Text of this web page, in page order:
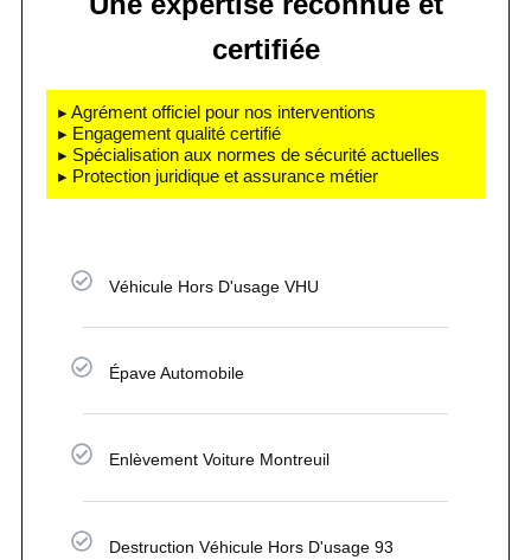
certifiée
▸ Agrément officiel pour nos interventions
▸ Engagement qualité certifié
▸ Spécialisation aux normes de sécurité actuelles
▸ Protection juridique et assurance métier
Véhicule Hors D'usage VHU
Épave Automobile
Enlèvement Voiture Montreuil
Destruction Véhicule Hors D'usage 93